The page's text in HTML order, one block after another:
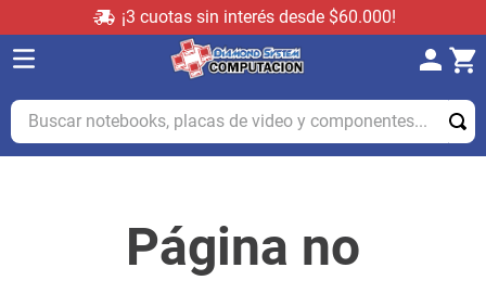
¡3 cuotas sin interés desde $60.000!
Buscar notebooks, placas de video y componentes...
Página no